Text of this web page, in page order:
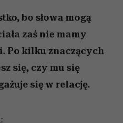
bo słowa mogą
zaś nie mamy
Po kilku znaczących
się, czy mu się
się w relację.